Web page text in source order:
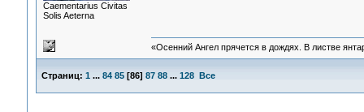
Сaementarius Civitas
Solis Aeterna
«Осенний Ангел прячется в дождях. В листве
Страниц: 1 ... 84 85[86] 87 88 ... 128 Все